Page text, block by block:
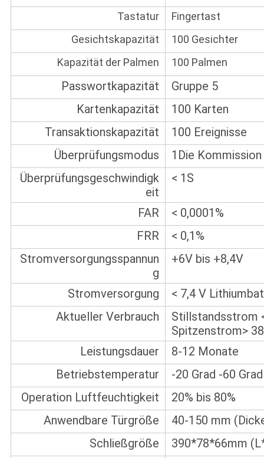
Tastatur
Fingertast
Gesichtskapazität
100 Gesichter
Kapazität der Palmen
100 Palmen
Passwortkapazität
Gruppe 5
Kartenkapazität
100 Karten
Transaktionskapazität
100 Ereignisse
Überprüfungsmodus
1Die Kommission
Überprüfungsgeschwindigk
eit
< 1S
FAR
< 0,0001%
FRR
< 0,1%
Stromversorgungsspannun
g
+6V bis +8,4V
Stromversorgung
< 7,4 V
Aktueller Verbrauch
Stillstandsstrom
Spitzenstrom>
Leistungsdauer
8-12 Monate
Betriebstemperatur
-20 Grad -60 Grad
Operation Luftfeuchtigkeit
20% bis 80%
Anwendbare Türgröße
40-150 mm
Schließgröße
390*78*66mm